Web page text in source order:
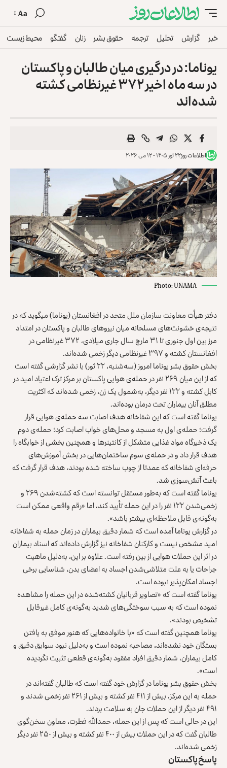
Aa
خبر گزارش تحلیل ترجمه حقوق بشر زنان گفتگو محیط زیست
یوناما: در درگیری میان طالبان و پاکستان
در سه ماه اخیر ۳۷۲ غیرنظامی کشته
شده‌اند
اطلاعات روز۲۲ ثور ۱۴۰۵ - ۱۲ می ۲۰۲۶
Photo: UNAMA
دفتر هیأت معاونت سازمان ملل متحد در افغانستان (یوناما) می‎گوید که در
نتیجه‌ی خشونت‌های مسلحانه میان نیروهای طالبان و پاکستان در امتداد
مرز بین اول جنوری تا ۳۱ مارچ سال جاری میلادی، ۳۷۲ غیرنظامی در
افغانستان کشته و ۳۹۷ غیرنظامی دیگر زخمی شده‌اند.
بخش حقوق‌ بشر یوناما امروز (سه‌شنبه، ۲۲ ثور) با نشر گزارشی گفته است
که از این میان ۲۶۹ نفر در حمله‌ی هوایی پاکستان بر مرکز ترک اعتیاد امید در
کابل کشته و ۱۲۲ نفر دیگر، به‌شمول یک زن، زخمی شده‌اند که اکثریت
مطلق آنان بیماران تحت درمان بوده‌اند.
یوناما گفته است که این شفاخانه هدف اصابت سه حمله‌ی هوایی قرار
گرفت؛ حمله‌ی اول به مسجد و محل‌های خواب اصابت کرد؛ حمله‌ی دوم
یک ذخیرگاه مواد غذایی متشکل از کانتینرها و همچنین بخشی از خوابگاه را
هدف قرار داد و در حمله‌ی سوم ساختمان‌هایی در بخش آموزش‌های
حرفه‌ای شفاخانه که عمدتا از چوب ساخته شده بودند، هدف قرار گرفت که
باعث آتش‌سوزی شد.
یوناما گفته است که به‌طور مستقل توانسته است که کشته‌شدن ۲۶۹ و
زخمی‌شدن ۱۲۲ نفر را در این حمله تأیید کند، اما «رقم واقعی ممکن است
به‌گونه‌ی قابل ملاحظه‌ای بیشتر باشد».
در گزارش یوناما آمده است که شمار دقیق بیماران در زمان حمله به شفاخانه
امید مشخص نیست و کارکنان شفاخانه نیز گزارش داده‌اند که اسناد بیماران
در اثر این حملات هوایی از بین رفته است. علاوه بر این، به‌دلیل ماهیت
جراحات یا به‌ علت متلاشی‌شدن اجساد به اعضای بدن، شناسایی برخی
اجساد امکان‌پذیر نبوده است.
یوناما گفته است که «تصاویر قربانیان کشته‌شده در این حمله را مشاهده
نموده است که به سبب سوختگی‌های شدید به‌گونه‌ی کامل غیرقابل
تشخیص بودند».
یوناما همچنین گفته است که «با خانواده‌هایی که هنور موفق به یافتن
بستگان خود نشده‌اند، مصاحبه نموده است و به‌دلیل نبود سوابق دقیق و
کامل بیماران، شمار دقیق افراد مفقود به‌گونه‌ی قطعی تثبیت نگردیده
است».
بخش حقوق‌ بشر یوناما در گزارش خود گفته است که طالبان گفته‌اند در
حمله به این مرکز، بیش از ۴۱۱ نفر کشته و بیش از ۲۶۱ نفر زخمی شدند و
۴۹۱ نفر دیگر از این حملات جان به سلامت بردند.
این در حالی است که پس از این حمله، حمدالله فطرت، معاون سخن‌گوی
طالبان گفت که در این حملات بیش از ۴۰۰ نفر کشته و بیش از ۲۵۰ نفر دیگر
زخمی شده‌اند.
پاسخ پاکستان